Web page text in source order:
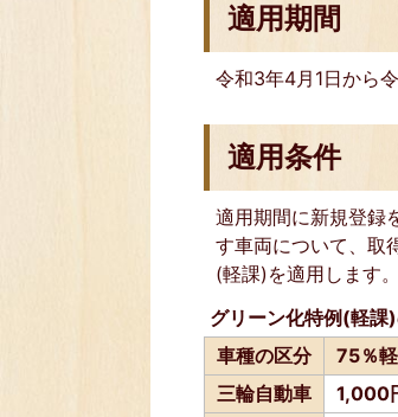
適用期間
令和3年4月1日から
適用条件
適用期間に新規登録
す車両について、取
(軽課)を適用します。
グリーン化特例(軽課
車種の区分
75％
三輪自動車
1,000